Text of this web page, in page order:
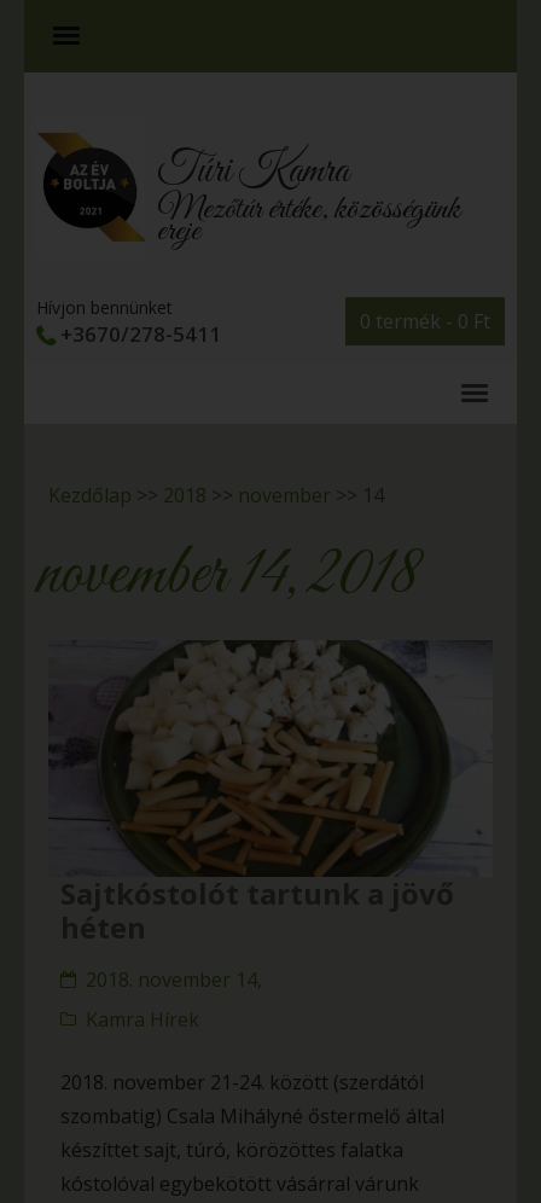
Túri Kamra
Mezőtúr értéke, közösségünk
ereje
0 termék - 0 Ft
Hívjon bennünket
+3670/278-5411
Kezdőlap >> 2018 >> november >> 14
november 14, 2018
2018. november 14,
Kamra Hírek
2018. november 21-24. között (szerdától
szombatig) Csala Mihályné őstermelő által
készíttet sajt, túró, körözöttes falatka
kóstolóval egybekötött vásárral várunk